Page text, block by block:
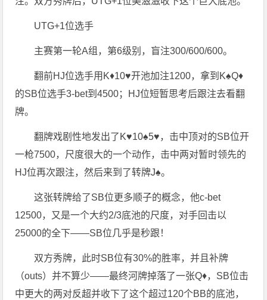
UTG+1位选手
主赛第一轮A组，第6级别，盲注300/600/600。
翻前HJ位选手用K♦️10♥️开池加注1200，拿到K♠️Q♦️
的SB位选手3-bet到4500；HJ位短暂思考后跟注去看翻
牌。
翻牌戏剧性地发出了K♥️10♠️5♥️，击中顶对的SB位开
一枪7500，尺度很大的一个动作，击中两对暂时领先的
HJ位再次跟注，然后来到了转牌J♠️。
这张转牌给了SB位更多顺子的概念，他c-bet
12500，又是一个大约2/3底池的尺度，对手回击以
25000的全下——SB位几乎是秒跟！
双方秀牌，此时SB位有30%的胜率，并且补牌
（outs）并不算少——最终河牌掉落了一张Q♦️，SB位击
中更大的两对反超并收下了这个超过120个BB的底池，